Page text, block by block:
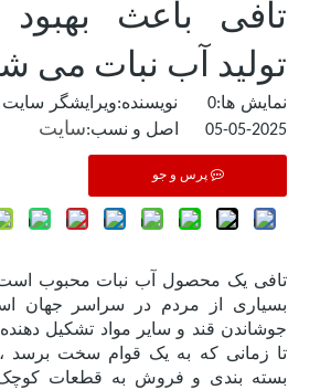
تافی باعث بهبود
تولید آب نبات می
نمایش ها:0 نویسنده:ویرایشگر
2025-05-05 اصل و نسب:
سایت
پرس و جو
تافی یک محصول آب نبات محبوب است
بسیاری از مردم در سراسر جهان
جوشاندن قند و سایر مواد تشکیل
تا زمانی که به یک قوام سخت
بسته بندی و فروش به قطعات